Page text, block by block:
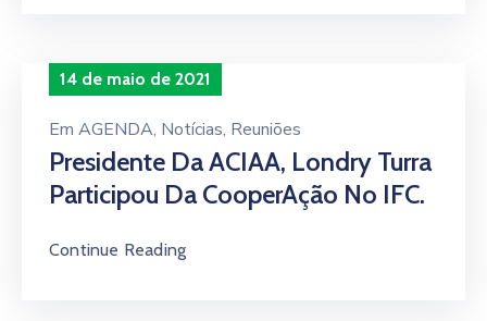
14 de maio de 2021
Em AGENDA‚ Notícias‚ Reuniões
Presidente Da ACIAA, Londry Turra
Participou Da CooperAção No IFC.
Continue Reading